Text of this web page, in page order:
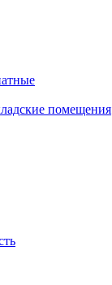
помещения